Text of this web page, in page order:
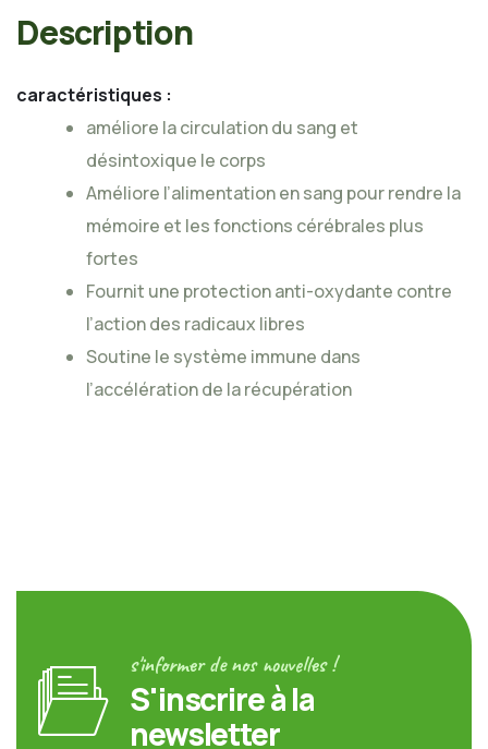
Description
caractéristiques :
améliore la circulation du sang et
désintoxique le corps
Améliore l’alimentation en sang pour rendre la
mémoire et les fonctions cérébrales plus
fortes
Fournit une protection anti-oxydante contre
l’action des radicaux libres
Soutine le système immune dans
l’accélération de la récupération
s'informer de nos nouvelles !
S'inscrire à la
newsletter